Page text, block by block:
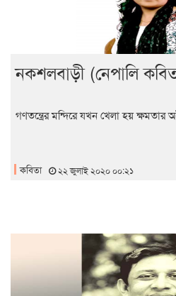
নক্শলবাড়ী (নেপালি
গণতন্ত্রের মন্দিরে যখন খেলা হয় ক্ষমতার
কবিতা ২২ জুলাই ২০২০ ০০:২১